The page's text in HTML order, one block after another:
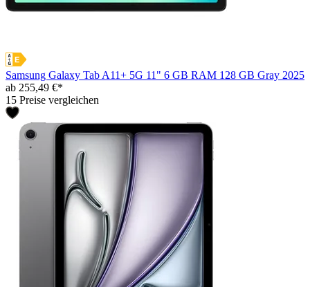
Samsung Galaxy Tab A11+ 5G 11" 6 GB RAM 128 GB Gray 2025
ab 255,49 €*
15 Preise vergleichen